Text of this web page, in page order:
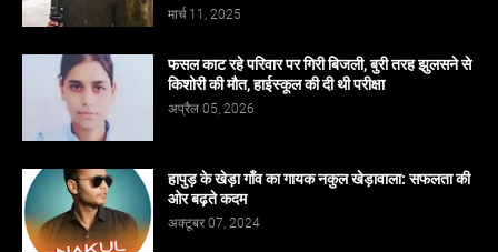
मार्च 11, 2025
फसल काट रहे परिवार पर गिरी बिजली, बुरी तरह झुलसने से
किशोरी की मौत, हाईस्कूल की दी थी परीक्षा
अप्रैल 05, 2026
हापुड़ के खेड़ा गाँव का गायक नकुल खेड़ावाला: सफलता की
ओर बढ़ते कदम
अक्टूबर 07, 2024